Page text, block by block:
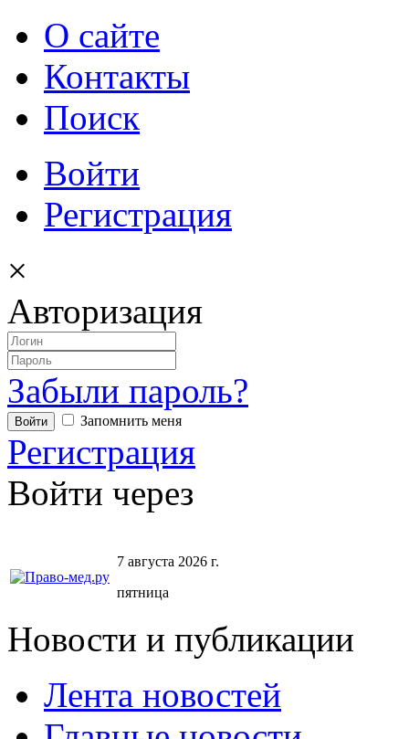
О сайте
Контакты
Поиск
Войти
Регистрация
×
Авторизация
Забыли пароль?
Запомнить меня
Регистрация
Войти через
7 августа 2026 г.
пятница
Новости и публикации
Лента новостей